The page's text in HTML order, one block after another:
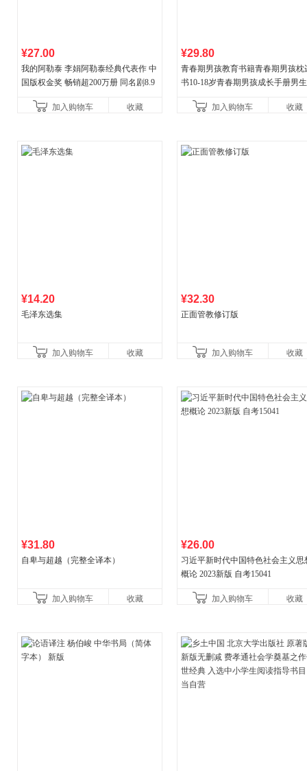
¥27.00
我的阿勒泰 李娟阿勒泰经典代表作 中
国版权金奖 畅销超200万册 同名剧8.9
加入购物车
收藏
¥29.80
青春期男孩教育书籍青春期男孩枕
书10-18岁青春期男孩成长手册男
育书
加入购物车 收藏
¥14.20
毛泽东选集
加入购物车 收藏
¥32.30
正面管教修订版
加入购物车 收藏
¥31.80
自卑与超越（完整全译本）
加入购物车 收藏
¥26.00
习近平新时代中国特色社会主义思
概论 2023新版 自考15041
加入购物车 收藏